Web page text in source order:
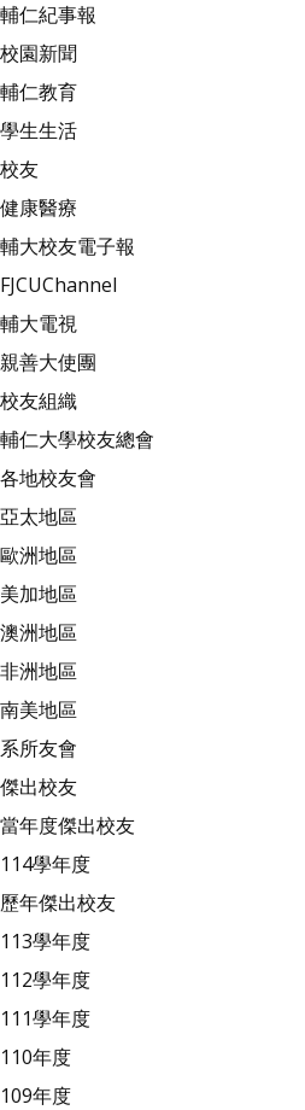
輔仁紀事報
校園新聞
輔仁教育
學生生活
校友
健康醫療
輔大校友電子報
FJCUChannel
輔大電視
親善大使團
校友組織
輔仁大學校友總會
各地校友會
亞太地區
歐洲地區
美加地區
澳洲地區
非洲地區
南美地區
系所友會
傑出校友
當年度傑出校友
114學年度
歷年傑出校友
113學年度
112學年度
111學年度
110年度
109年度